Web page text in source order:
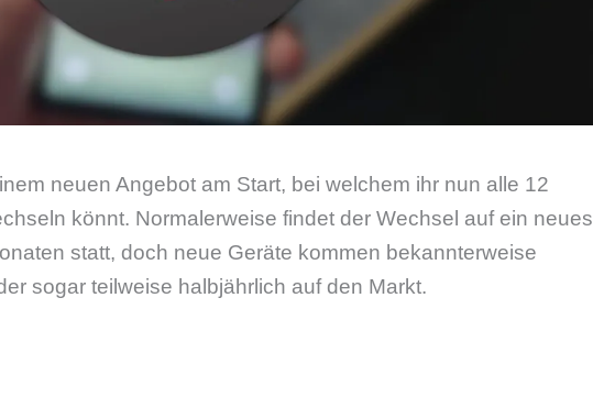
neuen Angebot am Start, bei welchem ihr nun alle 12
könnt. Normalerweise findet der Wechsel auf ein neues
statt, doch neue Geräte kommen bekannterweise
sogar teilweise halbjährlich auf den Markt.